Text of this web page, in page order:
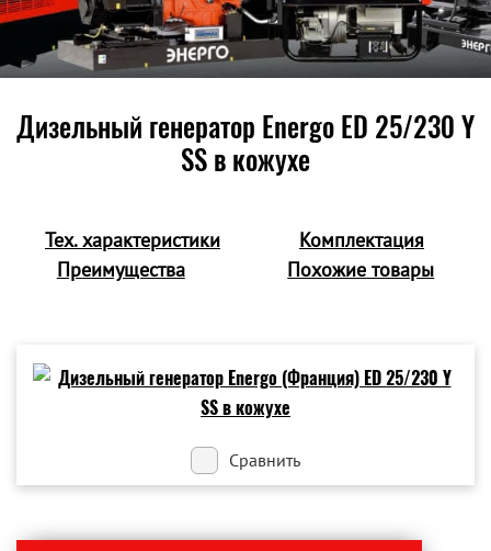
Дизельный генератор Energo ED 25/230 Y
SS в кожухе
Тех. характеристики
Комплектация
Преимущества
Похожие товары
Сравнить